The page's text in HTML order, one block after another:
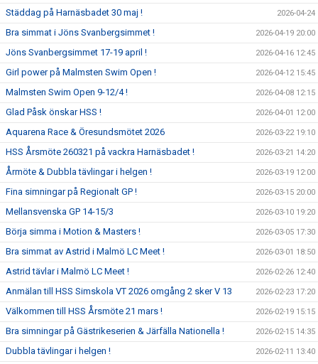
Städdag på Harnäsbadet 30 maj ! 2026-04-24
Bra simmat i Jöns Svanbergsimmet ! 2026-04-19 20:00
Jöns Svanbergsimmet 17-19 april ! 2026-04-16 12:45
Girl power på Malmsten Swim Open ! 2026-04-12 15:45
Malmsten Swim Open 9-12/4 ! 2026-04-08 12:15
Glad Påsk önskar HSS ! 2026-04-01 12:00
Aquarena Race & Öresundsmötet 2026 2026-03-22 19:10
HSS Årsmöte 260321 på vackra Harnäsbadet ! 2026-03-21 14:20
Årmöte & Dubbla tävlingar i helgen ! 2026-03-19 12:00
Fina simningar på Regionalt GP ! 2026-03-15 20:00
Mellansvenska GP 14-15/3 2026-03-10 19:20
Börja simma i Motion & Masters ! 2026-03-05 17:30
Bra simmat av Astrid i Malmö LC Meet ! 2026-03-01 18:50
Astrid tävlar i Malmö LC Meet ! 2026-02-26 12:40
Anmälan till HSS Simskola VT 2026 omgång 2 sker V 13 2026-02-23 17:20
Välkommen till HSS Årsmöte 21 mars ! 2026-02-19 15:15
Bra simningar på Gästrikeserien & Järfälla Nationella ! 2026-02-15 14:35
Dubbla tävlingar i helgen ! 2026-02-11 13:40